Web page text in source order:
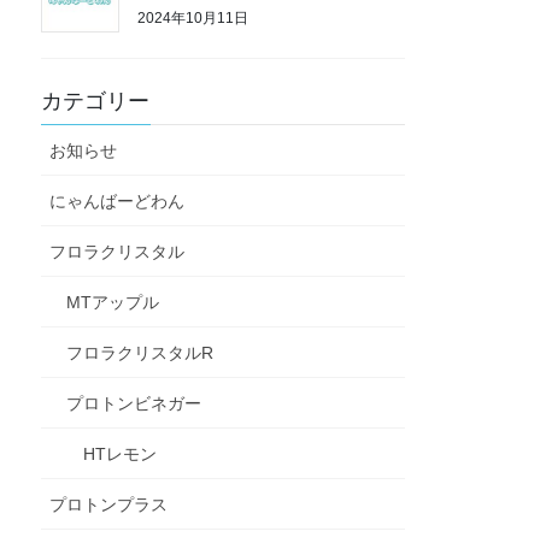
2024年10月11日
カテゴリー
お知らせ
にゃんばーどわん
フロラクリスタル
MTアップル
フロラクリスタルR
プロトンビネガー
HTレモン
プロトンプラス